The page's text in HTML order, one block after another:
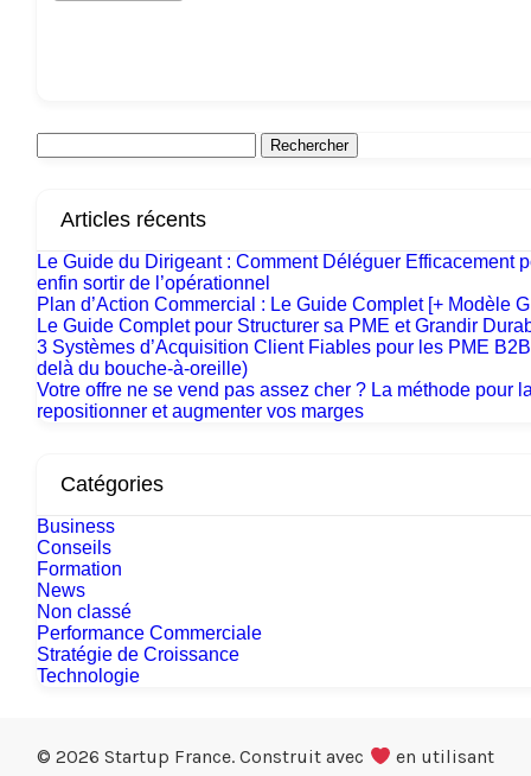
Articles récents
Le Guide du Dirigeant : Comment Déléguer Efficacement
enfin sortir de l’opérationnel
Plan d’Action Commercial : Le Guide Complet [+ Modèle
Le Guide Complet pour Structurer sa PME et Grandir
3 Systèmes d’Acquisition Client Fiables pour les PME
delà du bouche-à-oreille)
Votre offre ne se vend pas assez cher ? La méthode pour
repositionner et augmenter vos marges
Catégories
Business
Conseils
Formation
News
Non classé
Performance Commerciale
Stratégie de Croissance
Technologie
© 2026 Startup France. Construit avec
en utilisant